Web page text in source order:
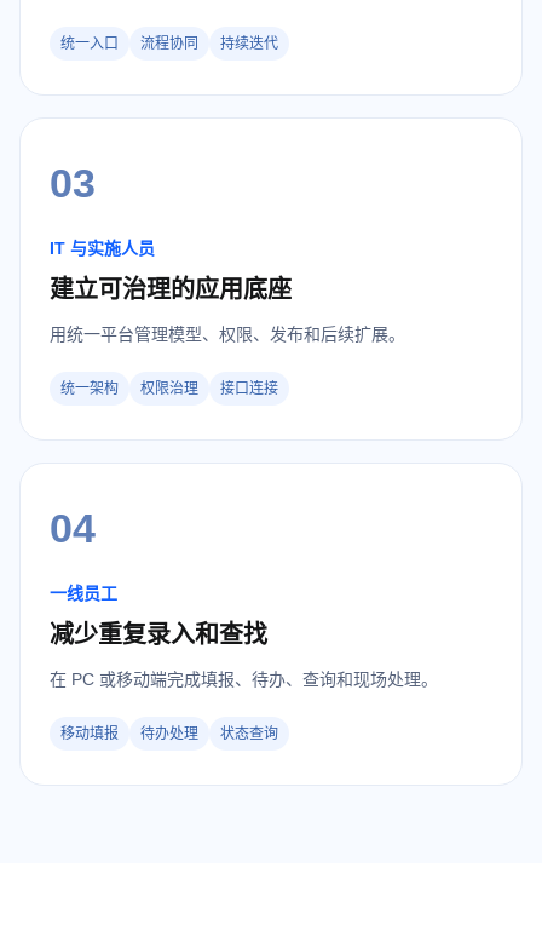
统一入口 流程协同 持续迭代
03
IT 与实施人员
建立可治理的应用底座
用统一平台管理模型、权限、发布和后续扩展。
统一架构 权限治理 接口连接
04
一线员工
减少重复录入和查找
在 PC 或移动端完成填报、待办、查询和现场处理。
移动填报 待办处理 状态查询